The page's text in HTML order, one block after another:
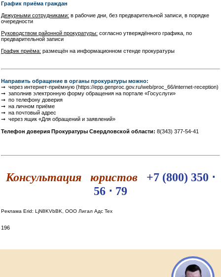
График приёма граждан
Дежурными сотрудниками: в рабочие дни, без предварительной записи, в порядке
очередности
Руководством районной прокуратуры: согласно утверждённого графика, по
предварительной записи
График приёма: размещён на информационном стенде прокуратуры
Направить обращение в органы прокуратуры можно:
➞ через интернет-приёмную (https://epp.genproc.gov.ru/web/proc_66/internet-reception)
➞ заполнив электронную форму обращения на портале «Госуслуги»
➞ по телефону доверия
➞ на личном приёме
➞ на почтовый адрес
➞ через ящик «Для обращений и заявлений»
Телефон доверия Прокуратуры Свердловской области: 8(343) 377-54-41
Консультация юристов
+7 (800) 350 ⋅
56 ⋅ 79
Реклама Erid: LjN8KVbBK, ООО Лигал Адс Тех
196